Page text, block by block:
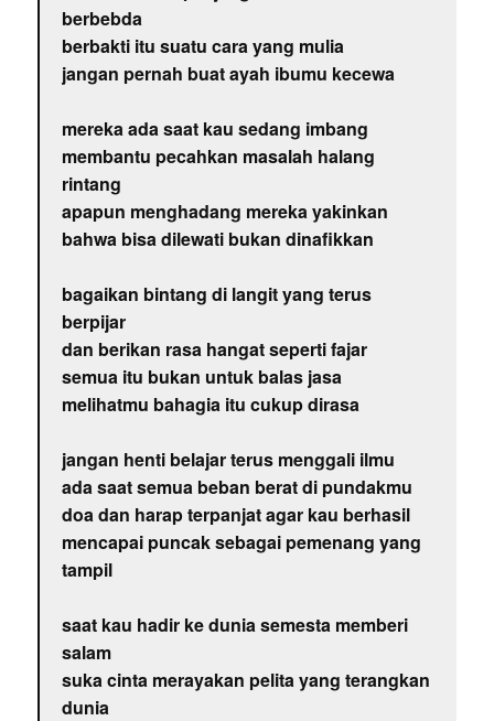
berbebda
berbakti itu suatu cara yang mulia
jangan pernah buat ayah ibumu kecewa
mereka ada saat kau sedang imbang
membantu pecahkan masalah halang
rintang
apapun menghadang mereka yakinkan
bahwa bisa dilewati bukan dinafikkan
bagaikan bintang di langit yang terus
berpijar
dan berikan rasa hangat seperti fajar
semua itu bukan untuk balas jasa
melihatmu bahagia itu cukup dirasa
jangan henti belajar terus menggali ilmu
ada saat semua beban berat di pundakmu
doa dan harap terpanjat agar kau berhasil
mencapai puncak sebagai pemenang yang
tampil
saat kau hadir ke dunia semesta memberi
salam
suka cinta merayakan pelita yang terangkan
dunia